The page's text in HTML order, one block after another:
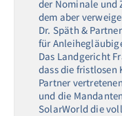
der Nominale und
dem aber
Dr. Späth &
für
Das Landgericht
dass die fristlosen
Partner
und die
SolarWorld die